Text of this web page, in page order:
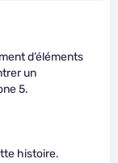
d’éléments
un
5.
histoire.